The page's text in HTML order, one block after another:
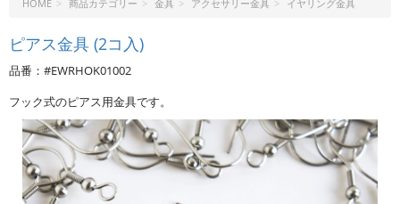
ラ
ト・
ド
ッ
ト・
ジ
ェ
ー
ピ
ー
HOME 商品カテゴリー 金具 アクセサリー金具 イヤリング金具
ピアス金具 (2コ入)
品番：#EWRHOK01002
フック式のピアス用金具です。